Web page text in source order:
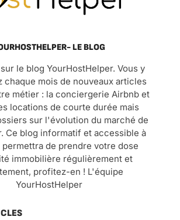
LE BLOG
le blog YourHostHelper. Vous y
chaque mois de nouveaux articles
métier : la conciergerie Airbnb et
locations de courte durée mais
sur l'évolution du marché de
Ce blog informatif et accessible à
de prendre votre dose
immobilière régulièrement et
profitez-en ! L'équipe
YourHostHelper